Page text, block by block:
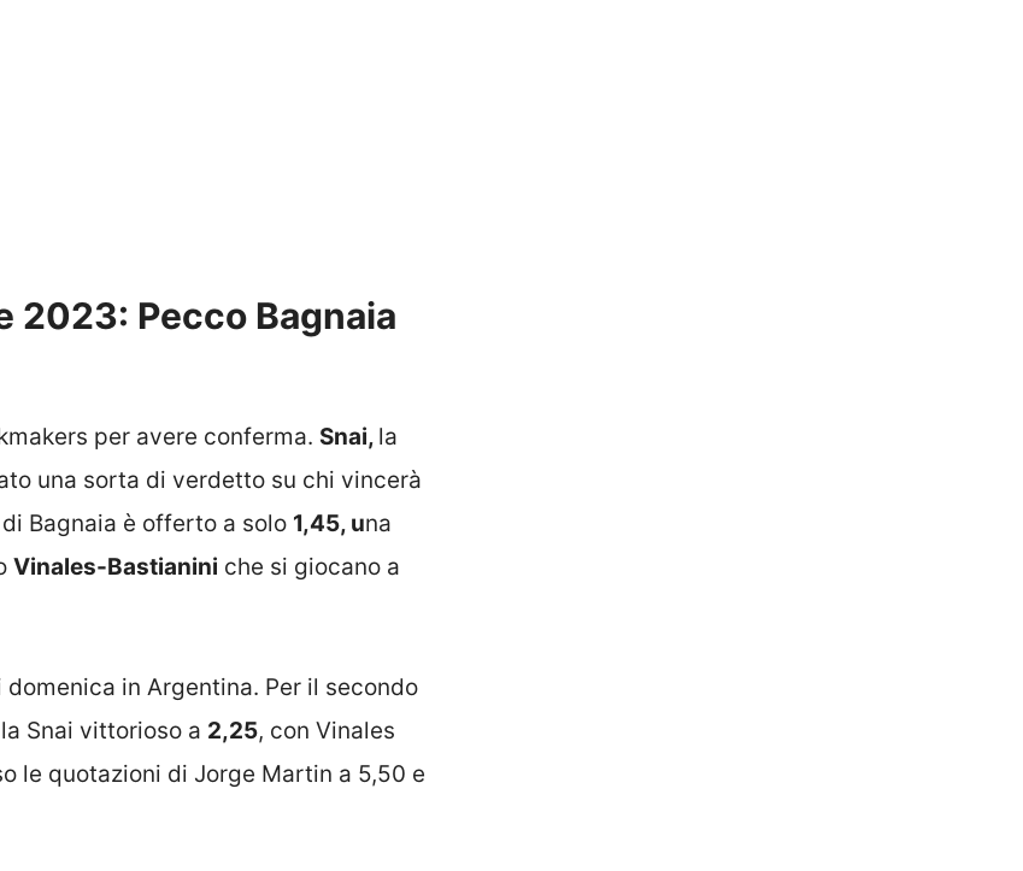
2023: Pecco Bagnaia
per avere conferma. Snai, la
una sorta di verdetto su chi vincerà
Bagnaia è offerto a solo 1,45, una
Vinales-Bastianini che si giocano a
in Argentina. Per il secondo
Snai vittorioso a 2,25, con Vinales
le quotazioni di Jorge Martin a 5,50 e